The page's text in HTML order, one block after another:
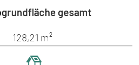
gesamt
128,21 m²